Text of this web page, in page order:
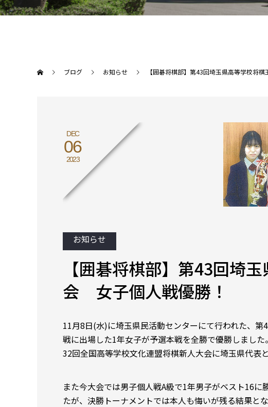
ブログ お知らせ 【囲碁将棋部】第43回埼玉県高等学校将
DEC
06
2023
お知らせ
【囲碁将棋部】第43回埼
会 女子個人戦優勝！
11月8日(水)に埼玉県民活動センターにて行われた、
戦に出場した1年女子が予選本戦を全勝で優勝しまし
32回全国高等学校文化連盟将棋新人大会に埼玉県代表
また今大会では男子個人戦A級で1年男子がベスト16
たが、決勝トーナメントでは本人も悔いが残る結果とな